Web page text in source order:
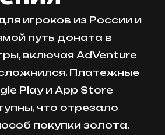
игроков из России и
путь доната в
включая AdVenture
Платежные
Play и App Store
что отрезало
покупки золота.